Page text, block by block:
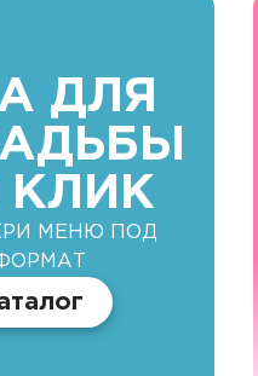
ДЛЯ
КЛИК
МЕНЮ ПОД